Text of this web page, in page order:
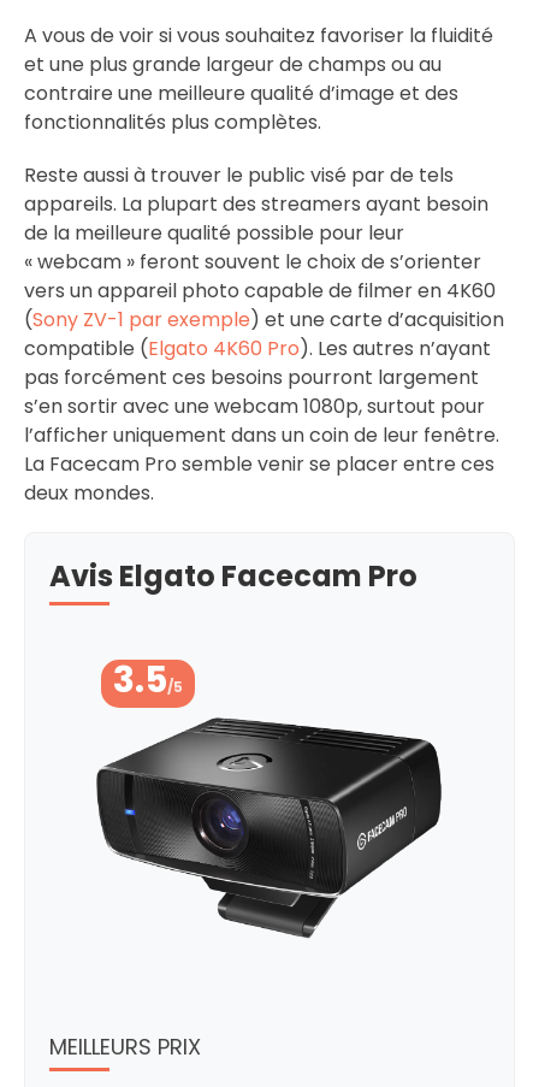
A vous de voir si vous souhaitez favoriser la fluidité
et une plus grande largeur de champs ou au
contraire une meilleure qualité d’image et des
fonctionnalités plus complètes.
Reste aussi à trouver le public visé par de tels
appareils. La plupart des streamers ayant besoin
de la meilleure qualité possible pour leur
« webcam » feront souvent le choix de s’orienter
vers un appareil photo capable de filmer en 4K60
(Sony ZV-1 par exemple) et une carte d’acquisition
compatible (Elgato 4K60 Pro). Les autres n’ayant
pas forcément ces besoins pourront largement
s’en sortir avec une webcam 1080p, surtout pour
l’afficher uniquement dans un coin de leur fenêtre.
La Facecam Pro semble venir se placer entre ces
deux mondes.
Avis Elgato Facecam Pro
3.5/5
MEILLEURS PRIX